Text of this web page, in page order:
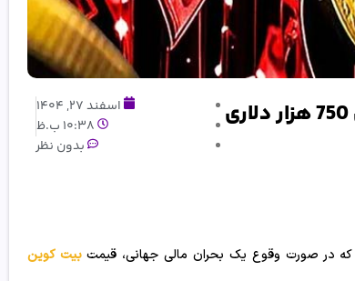
اسفند 27, 1404
10:38 ب.ظ
بدون نظر
که در صورت وقوع یک بحران مالی جهانی، قیمتبیت‌ کوین